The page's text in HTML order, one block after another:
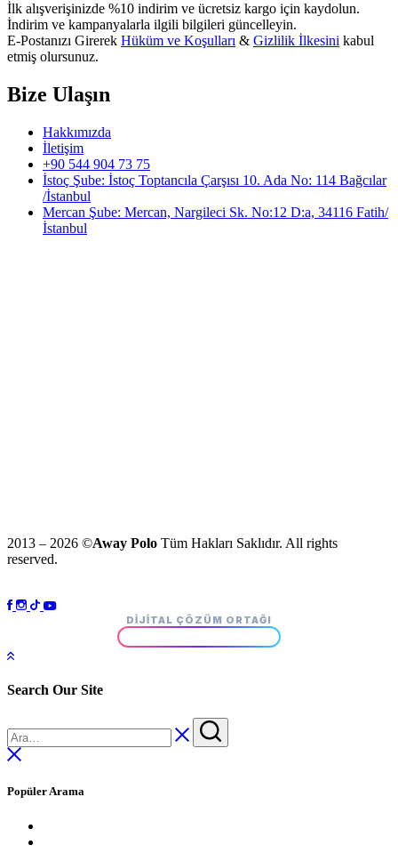
İlk alışverişinizde %10 indirim ve ücretsiz kargo için kaydolun.
İndirim ve kampanyalarla ilgili bilgileri güncelleyin.
E-Postanızı Girerek Hüküm ve Koşulları & Gizlilik İlkesini kabul
etmiş olursunuz.
Bize Ulaşın
Hakkımızda
İletişim
+90 544 904 73 75
İstoç Şube: İstoç Toptancıla Çarşısı 10. Ada No: 114 Bağcılar
/İstanbul
Mercan Şube: Mercan, Nargileci Sk. No:12 D:a, 34116 Fatih/
İstanbul
2013 – 2026 ©Away Polo Tüm Hakları Saklıdır. All rights
reserved.
DIJITAL ÇÖZÜM ORTAĞI
Search Our Site
Popüler Arama